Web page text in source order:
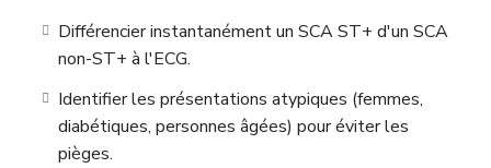
Différencier instantanément un SCA ST+ d'un SCA
non-ST+ à l'ECG.
Identifier les présentations atypiques (femmes,
diabétiques, personnes âgées) pour éviter les
pièges.